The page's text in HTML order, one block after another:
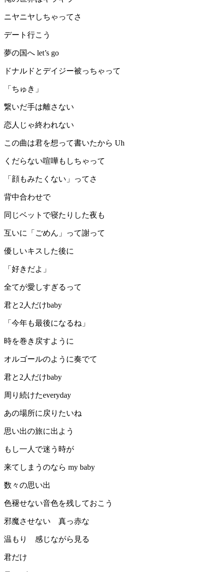
ニヤニヤしちゃってさ
デート行こう
夢の国へ let’s go
ドナルドとデイジー被っちゃって
「ちゅき」
繋いだ手は離さない
恋人じゃ終われない
この曲は君を想って書いたから Uh
くだらない喧嘩もしちゃって
「顔もみたくない」ってさ
背中合わせで
同じベットで寝たりした夜も
互いに「ごめん」って謝って
優しいキスした後に
「好きだよ」
全てが愛しすぎるって
君と2人だけbaby
「今年も最後になるね」
時を巻き戻すように
オルゴールのように奏でて
君と2人だけbaby
周り続けたeveryday
あの場所に戻りたいね
思い出の旅に出よう
もし一人で迷う時が
来てしまうのなら my baby
数々の思い出
色褪せない音色を残しておこう
邪魔させない 真っ赤な
温もり 感じながら見る
君だけ